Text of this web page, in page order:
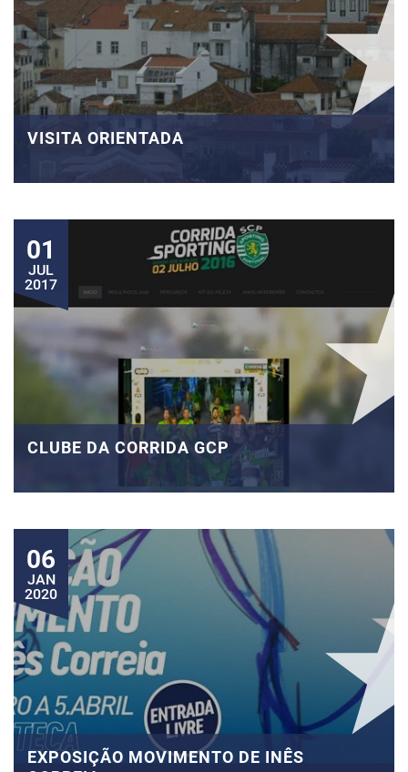
VISITA ORIENTADA
01
JUL
2017
CLUBE DA CORRIDA GCP
06
JAN
2020
EXPOSIÇÃO MOVIMENTO DE INÊS